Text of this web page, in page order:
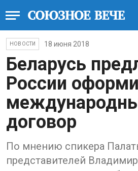
НОВОСТИ 18 июня 2018
Беларусь
России
договор
По мнению спикера
представителей